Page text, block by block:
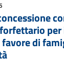
di